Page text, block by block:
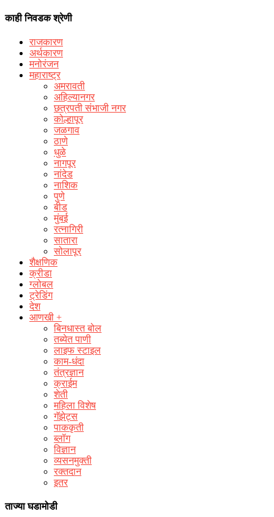
काही निवडक श्रेणी
राजकारण
अर्थकारण
मनोरंजन
महाराष्ट्र
अमरावती
अहिल्यानगर
छत्रपती संभाजी नगर
कोल्हापूर
जळगाव
ठाणे
धुळे
नागपूर
नांदेड
नाशिक
पुणे
बीड
मुंबई
रत्नागिरी
सातारा
सोलापूर
शैक्षणिक
क्रीडा
ग्लोबल
ट्रेडिंग
देश
आणखी +
बिनधास्त बोल
तब्येत पाणी
लाइफ स्टाइल
काम-धंदा
तंत्रज्ञान
क्राईम
शेती
महिला विशेष
गॅझेट्स
पाककृती
ब्लॉग
विज्ञान
व्यसनमुक्ती
रक्‍तदान
इतर
ताज्या घडामोडी